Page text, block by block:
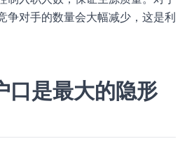
争对手的数量会大幅减少，这是利
口是最大的隐形